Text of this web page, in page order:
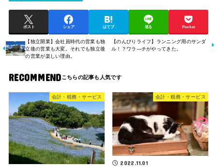
ポスト シェア はてブ 送る Pocket
【独立開業】会社員時代の営業も独
立後の営業も大変。それでも独立後
の営業が楽しい理由。
【のんびりライフ】ランニング用のサンダ
ル！？ワラ―チがやってきた。
RECOMMEND
会計・税務・サービス 会計・税務・サービス
2022.11.01